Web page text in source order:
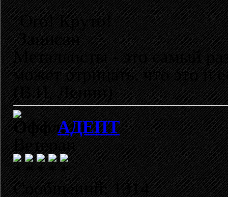
Ого! Круто!
Записан
Металлисты - это самый
может отрицать, что это и
(В.И. Ленин)
АДЕПТ
Ветеран
Сообщений: 1314